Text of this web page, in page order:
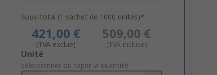
Sous-total (1 sachet de 1000 unités)*
421,00 €
(TVA exclue)
509,00 €
(TVA incluse)
Add
to
Unité
sélectionner ou taper la quantité